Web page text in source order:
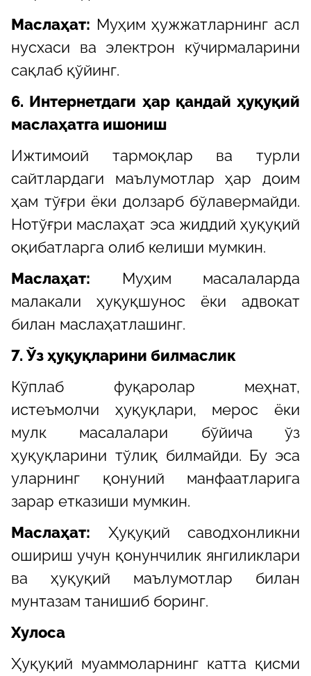
Маслаҳат: Муҳим ҳужжатларнинг асл
нусхаси ва электрон кўчирмаларини
сақлаб қўйинг.
6. Интернетдаги ҳар қандай ҳуқуқий
маслаҳатга ишониш
Ижтимоий тармоқлар ва турли
сайтлардаги маълумотлар ҳар доим
ҳам тўғри ёки долзарб бўлавермайди.
Нотўғри маслаҳат эса жиддий ҳуқуқий
оқибатларга олиб келиши мумкин.
Маслаҳат: Муҳим масалаларда
малакали ҳуқуқшунос ёки адвокат
билан маслаҳатлашинг.
7. Ўз ҳуқуқларини билмаслик
Кўплаб фуқаролар меҳнат,
истеъмолчи ҳуқуқлари, мерос ёки
мулк масалалари бўйича ўз
ҳуқуқларини тўлиқ билмайди. Бу эса
уларнинг қонуний манфаатларига
зарар етказиши мумкин.
Маслаҳат: Ҳуқуқий саводхонликни
ошириш учун қонунчилик янгиликлари
ва ҳуқуқий маълумотлар билан
мунтазам танишиб боринг.
Хулоса
Ҳуқуқий муаммоларнинг катта қисми